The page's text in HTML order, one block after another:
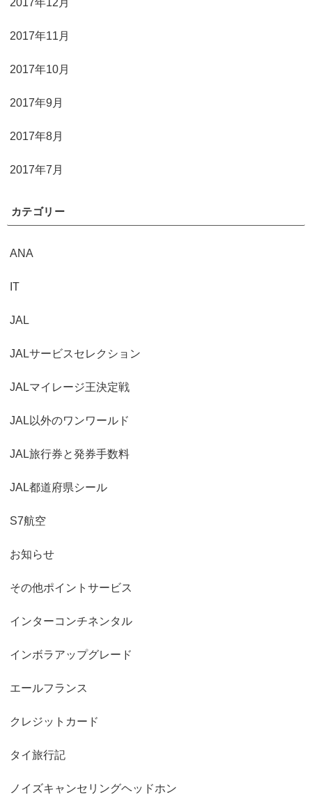
2017年12月
2017年11月
2017年10月
2017年9月
2017年8月
2017年7月
カテゴリー
ANA
IT
JAL
JALサービスセレクション
JALマイレージ王決定戦
JAL以外のワンワールド
JAL旅行券と発券手数料
JAL都道府県シール
S7航空
お知らせ
その他ポイントサービス
インターコンチネンタル
インボラアップグレード
エールフランス
クレジットカード
タイ旅行記
ノイズキャンセリングヘッドホン